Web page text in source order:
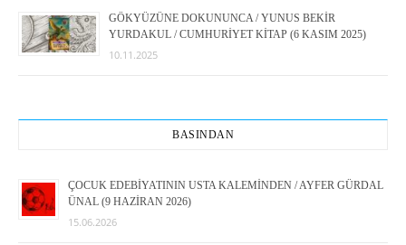
GÖKYÜZÜNE DOKUNUNCA / YUNUS BEKİR
YURDAKUL / CUMHURİYET KİTAP (6 KASIM 2025)
10.11.2025
BASINDAN
ÇOCUK EDEBİYATININ USTA KALEMİNDEN / AYFER GÜRDAL
ÜNAL (9 HAZİRAN 2026)
15.06.2026